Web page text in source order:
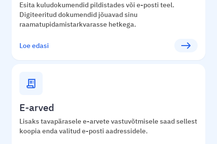
Esita kuludokumendid pildistades või e-posti teel.
Digiteeritud dokumendid jõuavad sinu
raamatupidamistarkvarasse hetkega.
Loe edasi east
receipt_long
E-arved
Lisaks tavapärasele e-arvete vastuvõtmisele saad sellest
koopia enda valitud e-posti aadressidele.